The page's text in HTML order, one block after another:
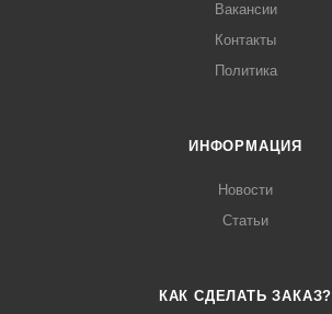
Вакансии
Контакты
Политика
ИНФОРМАЦИЯ
Новости
Статьи
КАК СДЕЛАТЬ ЗАКАЗ?